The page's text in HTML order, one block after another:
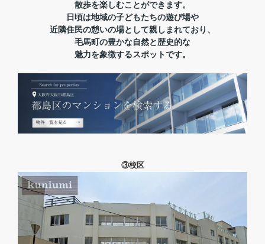
散歩を楽しむことができます。
日頃は地域の子どもたちの遊び場や
近隣住民の憩いの場として親しまれており、
毛馬町の豊かな自然と歴史的な
魅力を象徴するスポットです。
③校区